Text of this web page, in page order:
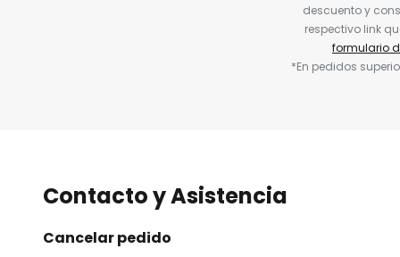
descuento y
respectivo link
formulario
*En pedidos
Contacto y Asistencia
Cancelar pedido